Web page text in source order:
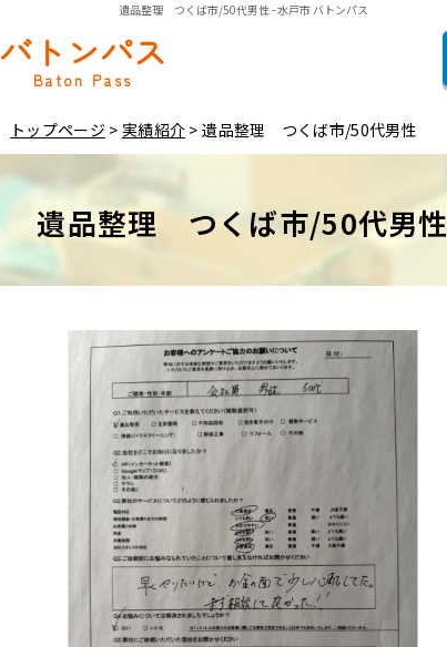
遺品整理 つくば市/50代男性 - 水戸市 バトンパス
トップページ
遺品整理
空き家整理
ご依頼の流れ
料金表
実績紹介
よくある質問
バトンパス
Baton Pass
トップページ 実績紹介 遺品整理 つくば市/50代男性
遺品整理 つくば市/50代男性